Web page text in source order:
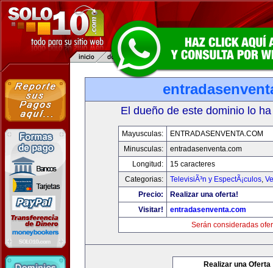
El dueño de este dominio lo
Mayusculas:
ENTRADASENVENTA.COM
Minusculas:
entradasenventa.com
Longitud:
15 caracteres
Categorias:
TelevisiÃ³n y EspectÃ¡culos,
Precio:
Realizar una oferta!
Visitar!
entradasenventa.com
Serán consideradas
Realizar una Oferta